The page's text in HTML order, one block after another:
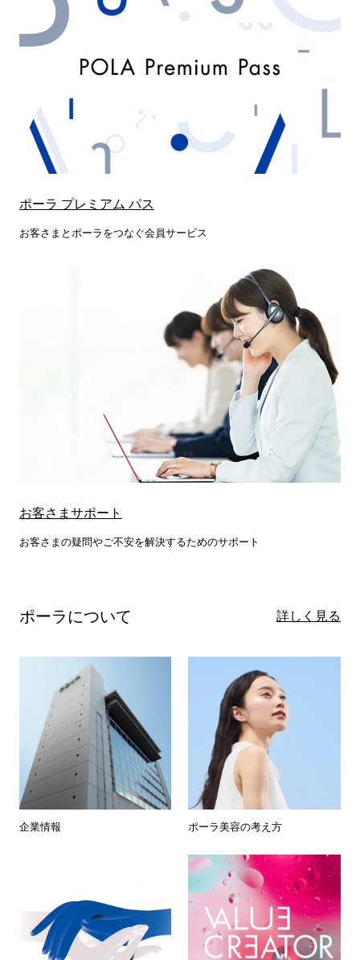
ポーラ プレミアム パス
お客さまとポーラをつなぐ会員サービス
お客さまサポート
お客さまの疑問やご不安を解決するためのサポート
ポーラについて 詳しく見る
企業情報 ポーラ美容の考え方